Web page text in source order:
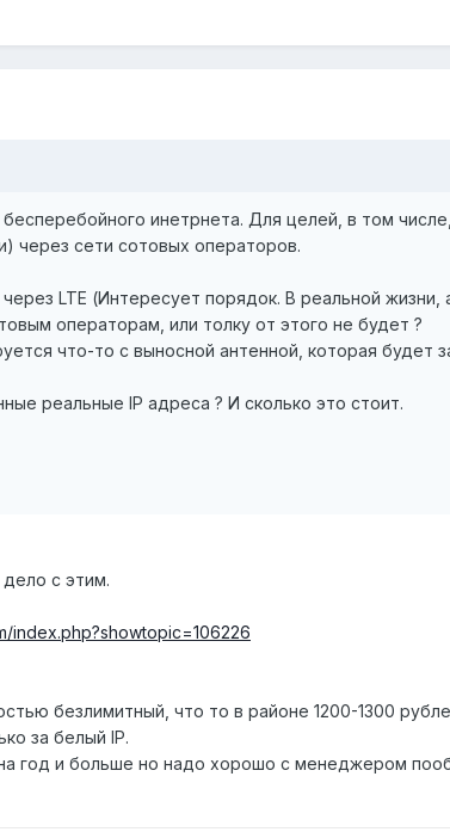
инетрнета. Для целей, в том
через сети сотовых операторов.
LTE (Интересует порядок. В реальной
операторам, или толку от этого не будет ?
что-то с выносной антенной, которая будет
реальные IP адреса ? И сколько это стоит.
с этим.
index.php?showtopic=106226
безлимитный, что то в районе 1200-1300
за белый IP.
год и больше но надо хорошо с менеджером